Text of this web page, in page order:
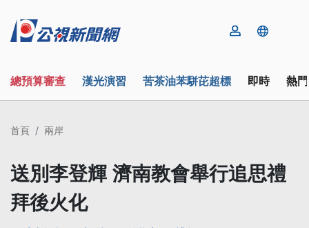
總預算審查 漢光演習 苦茶油苯駢芘超標 即時 熱
首頁 兩岸
送別李登輝 濟南教會舉行追思禮
拜後火化